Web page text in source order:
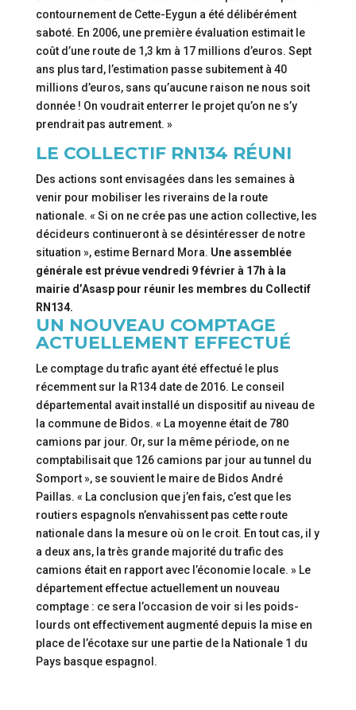
contournement de Cette-Eygun a été délibérément
saboté. En 2006, une première évaluation estimait le
coût d’une route de 1,3 km à 17 millions d’euros. Sept
ans plus tard, l’estimation passe subitement à 40
millions d’euros, sans qu’aucune raison ne nous soit
donnée ! On voudrait enterrer le projet qu’on ne s’y
prendrait pas autrement. »
LE COLLECTIF RN134 RÉUNI
Des actions sont envisagées dans les semaines à
venir pour mobiliser les riverains de la route
nationale. « Si on ne crée pas une action collective, les
décideurs continueront à se désintéresser de notre
situation », estime Bernard Mora. Une assemblée
générale est prévue vendredi 9 février à 17h à la
mairie d’Asasp pour réunir les membres du Collectif
RN134.
UN NOUVEAU COMPTAGE
ACTUELLEMENT EFFECTUÉ
Le comptage du trafic ayant été effectué le plus
récemment sur la R134 date de 2016. Le conseil
départemental avait installé un dispositif au niveau de
la commune de Bidos. « La moyenne était de 780
camions par jour. Or, sur la même période, on ne
comptabilisait que 126 camions par jour au tunnel du
Somport », se souvient le maire de Bidos André
Paillas. « La conclusion que j’en fais, c’est que les
routiers espagnols n’envahissent pas cette route
nationale dans la mesure où on le croit. En tout cas, il y
a deux ans, la très grande majorité du trafic des
camions était en rapport avec l’économie locale. » Le
département effectue actuellement un nouveau
comptage : ce sera l’occasion de voir si les poids-
lourds ont effectivement augmenté depuis la mise en
place de l’écotaxe sur une partie de la Nationale 1 du
Pays basque espagnol.